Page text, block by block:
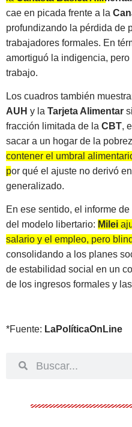
cae en picada frente a la
profundizando la pérdida de
trabajadores formales. En
amortiguó la indigencia, pero
trabajo.
Los cuadros también
AUH y la Tarjeta Alimentar
fracción limitada de la CBT,
sacar a un hogar de la
contener el umbral
por qué el ajuste no derivó
generalizado.
En ese sentido, el informe de
del modelo libertario: Milei
salario y el empleo, pero
consolidando a los planes
de estabilidad social en un
de los ingresos formales y
*Fuente: LaPolíticaOnLine